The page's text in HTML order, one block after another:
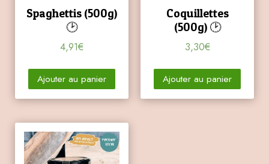
Spaghettis (500g)
🕑
4,91€
Ajouter au panier
Coquillettes
(500g) 🕑
3,30€
Ajouter au panier